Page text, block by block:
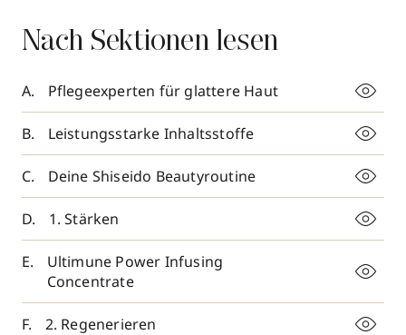
Nach Sektionen lesen
Pflegeexperten für glattere Haut
Leistungsstarke Inhaltsstoffe
Deine Shiseido Beautyroutine
1. Stärken
Ultimune Power Infusing
Concentrate
2. Regenerieren